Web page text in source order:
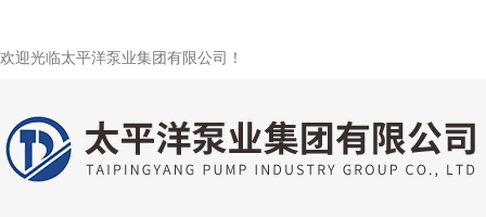
欢迎光临太平洋泵业集团有限公司！